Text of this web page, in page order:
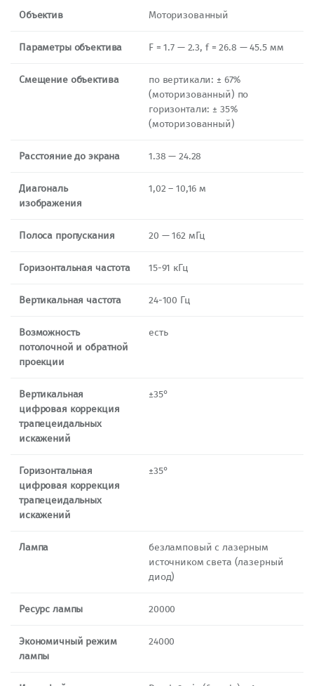
Объектив Моторизованный
Параметры объектива F = 1.7 — 2.3, f = 26.8 — 45.5 мм
Смещение объектива
по вертикали: ± 67%
(моторизованный) по
горизонтали: ± 35%
(моторизованный)
Расстояние до экрана 1.38 — 24.28
Диагональ
изображения
1,02 – 10,16 м
Полоса пропускания 20 — 162 мГц
Горизонтальная частота 15-91 кГц
Вертикальная частота 24-100 Гц
Возможность
потолочной и обратной
проекции
есть
Вертикальная
цифровая коррекция
трапецеидальных
искажений
±35°
Горизонтальная
цифровая коррекция
трапецеидальных
искажений
±35°
Лампа
безламповый с лазерным
источником света (лазерный
диод)
Ресурс лампы 20000
Экономичный режим
лампы
24000